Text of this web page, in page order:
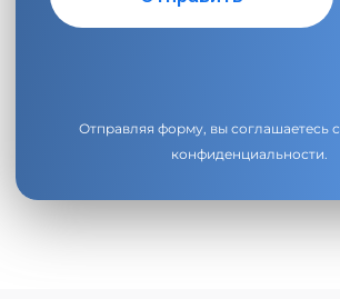
Отправляя форму, вы соглашаетесь с
конфиденциальности.